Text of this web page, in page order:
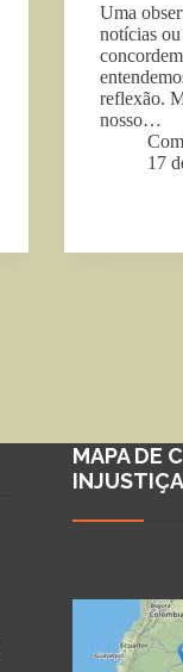
Uma
notícias
reflexão.
nosso…
17
MAPA DE